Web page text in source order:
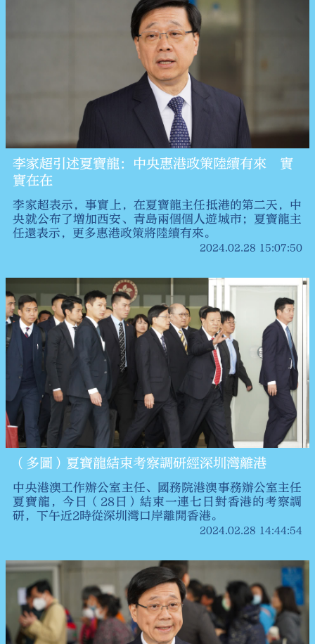
李家超引述夏寶龍：中央惠港政策陸續有來 實
實在在
李家超表示，⁠事實上，在夏寶龍主任抵港的第二天，中
央就公布了增加西安、青島兩個個人遊城市；夏寶龍主
任還表示，更多惠港政策將陸續有來。
2024.02.28 15:07:50
（多圖）夏寶龍結束考察調研經深圳灣離港
中央港澳工作辦公室主任、國務院港澳事務辦公室主任
夏寶龍，今日（28日）結束一連七日對香港的考察調
研，下午近2時從深圳灣口岸離開香港。
2024.02.28 14:44:54